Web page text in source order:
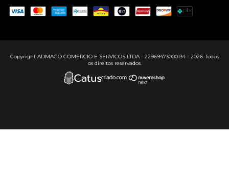
Copyright ADMAGO COMERCIO E SERVICOS LTDA - 22969473000134 - 2026. Todos
os direitos reservados.